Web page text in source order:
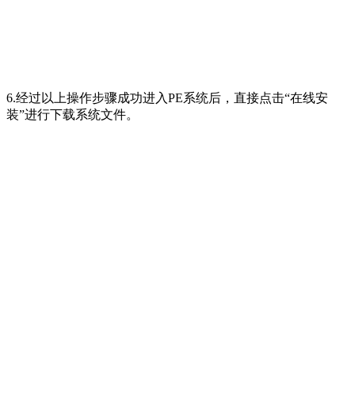
6.经过以上操作步骤成功进入PE系统后，直接点击“在线安
装”进行下载系统文件。